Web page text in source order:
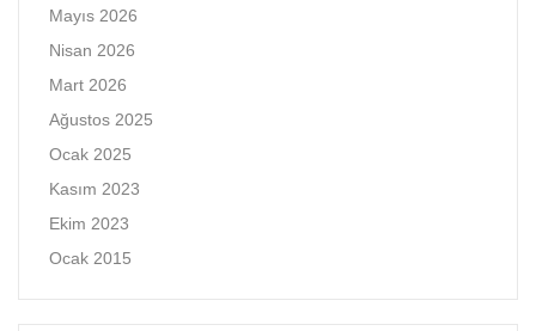
Mayıs 2026
Nisan 2026
Mart 2026
Ağustos 2025
Ocak 2025
Kasım 2023
Ekim 2023
Ocak 2015